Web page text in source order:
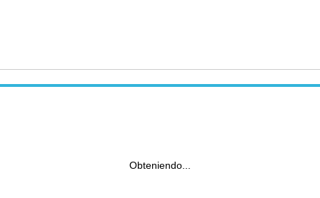
Obteniendo...